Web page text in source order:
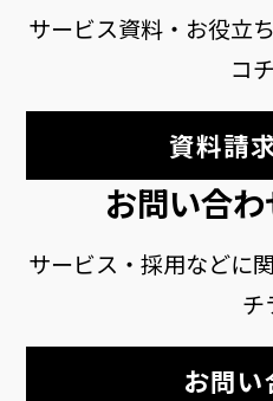
サービス資料・お役立
コ
資料請
お問い合
サービス・採用などに
チ
お問い